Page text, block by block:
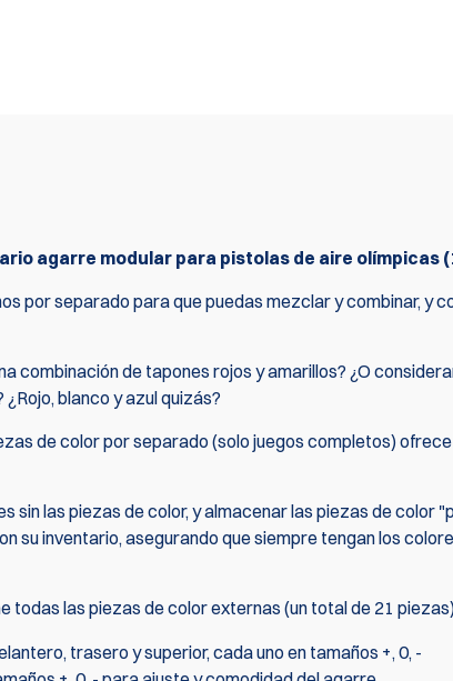
agarre modular para pistolas de aire olímpicas
por separado para que puedas mezclar y combinar, y
combinación de tapones rojos y amarillos? ¿O
blanco y azul quizás?
de color por separado (solo juegos completos)
sin las piezas de color, y almacenar las piezas de color
su inventario, asegurando que siempre tengan los
todas las piezas de color externas (un total de 21
trasero y superior, cada uno en tamaños +, 0, -